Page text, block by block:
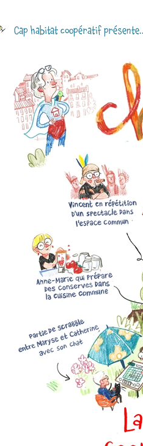
Cap habitat coopératif